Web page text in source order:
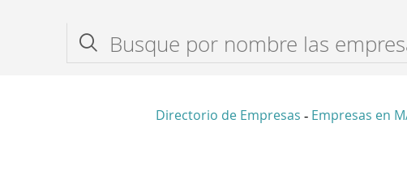
Directorio de Empresas - Empresas en